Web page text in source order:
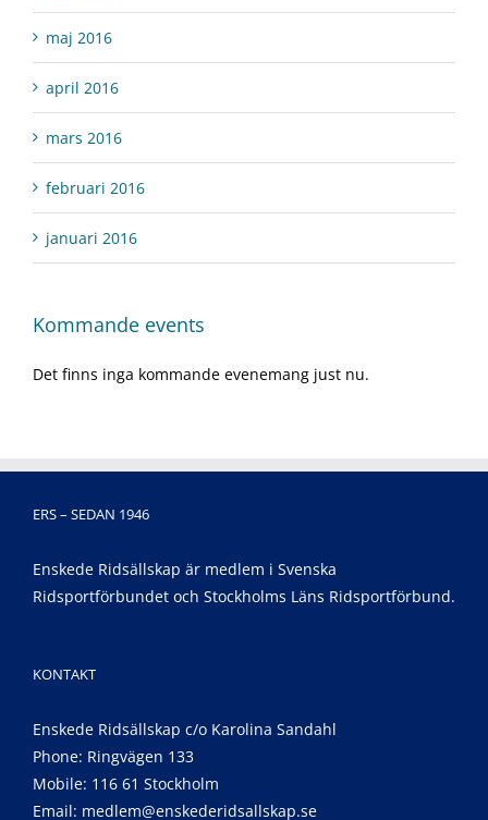
maj 2016
april 2016
mars 2016
februari 2016
januari 2016
Kommande events
Det finns inga kommande evenemang just nu.
ERS – SEDAN 1946
Enskede Ridsällskap är medlem i Svenska
Ridsportförbundet och Stockholms Läns Ridsportförbund.
KONTAKT
Enskede Ridsällskap c/o Karolina Sandahl
Phone: Ringvägen 133
Mobile: 116 61 Stockholm
Email: medlem@enskederidsallskap.se